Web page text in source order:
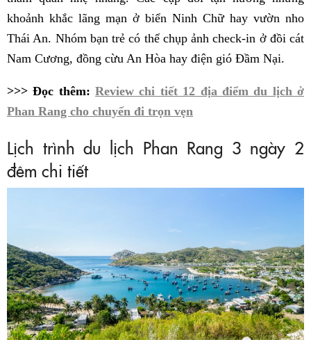
khoảnh khắc lãng mạn ở biển Ninh Chữ hay vườn nho
Thái An. Nhóm bạn trẻ có thể chụp ảnh check-in ở đồi cát
Nam Cương, đồng cừu An Hòa hay điện gió Đầm Nại.
>>> Đọc thêm:Review chi tiết 12 địa điểm du lịch ở
Phan Rang cho chuyến đi trọn vẹn
Lịch trình du lịch Phan Rang 3 ngày 2
đêm chi tiết